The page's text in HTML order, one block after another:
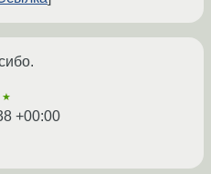
+00:00